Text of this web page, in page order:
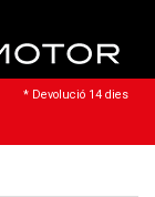
* Devolució 14 dies